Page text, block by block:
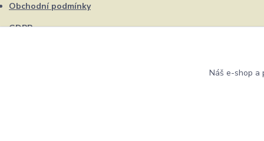
Obchodní podmínky
GDPR
Náš e-shop a